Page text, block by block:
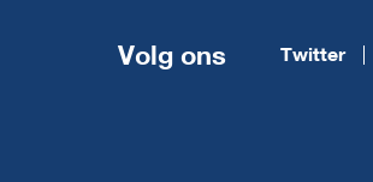
Volg ons Twitter